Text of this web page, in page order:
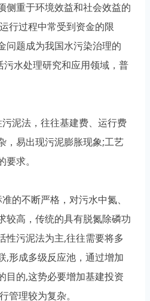
重于环境效益和社会效益的
行过程中常受到资金的限
问题成为我国水污染治理的
污水处理研究和应用领域，普
泥法，往往基建费、运行费
，易出现污泥膨胀现象;工艺
求。
不断严格，对污水中氮、
较高，传统的具有脱氮除磷功
性污泥法为主,往往需要将多
,形成多级反应池，通过增加
目的,这势必要增加基建投资
管理较为复杂。